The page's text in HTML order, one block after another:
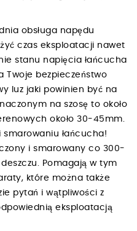
obsługa napędu
czas eksploatacji nawet
stanu napięcia łańcucha
Twoje bezpieczeństwo
luz jaki powinien być na
na szosę to około
około 30-45mm.
smarowaniu łańcucha!
i smarowany co 300-
Pomagają w tym
które można także
pytań i wątpliwości z
eksploatacją